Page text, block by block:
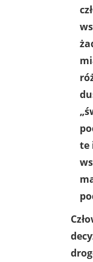
te